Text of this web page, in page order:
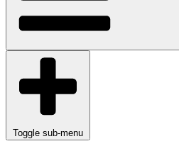
Toggle sub-menu